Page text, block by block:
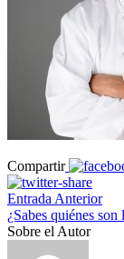
Compartir
Entrada Anterior
¿Sabes quiénes
Sobre el Autor